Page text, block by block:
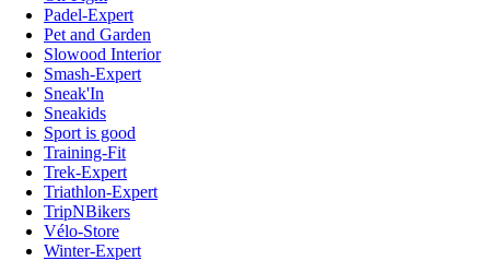
Padel-Expert
Pet and Garden
Slowood Interior
Smash-Expert
Sneak'In
Sneakids
Sport is good
Training-Fit
Trek-Expert
Triathlon-Expert
TripNBikers
Vélo-Store
Winter-Expert